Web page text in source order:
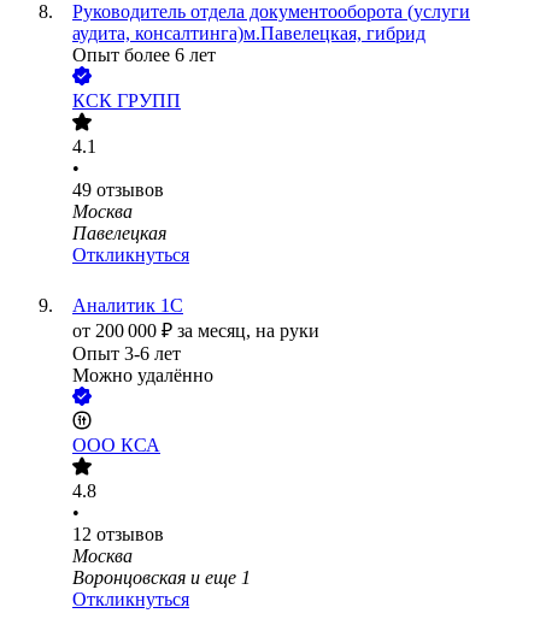
Руководитель отдела документооборота (услуги
аудита, консалтинга)м.Павелецкая, гибрид
Опыт более 6 лет
КСК ГРУПП
4.1
•
49 отзывов
Москва
Павелецкая
Откликнуться
Аналитик 1С
от 200 000 ₽ за месяц, на руки
Опыт 3-6 лет
Можно удалённо
ООО КСА
4.8
•
12 отзывов
Москва
Воронцовская и еще 1
Откликнуться